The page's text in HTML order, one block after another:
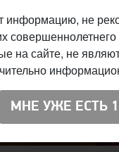
информацию, не
на сайте, не
МНЕ УЖЕ ЕСТЬ